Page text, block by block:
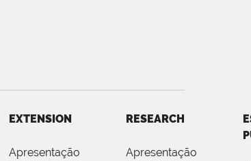
EXTENSION
Apresentação
RESEARCH
Apresentação